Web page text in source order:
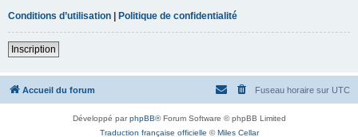
Conditions d’utilisation | Politique de confidentialité
Inscription
Accueil du forum Fuseau horaire sur UTC
Développé parphpBB® Forum Software © phpBB Limited
Traduction française officielle ©Miles Cellar